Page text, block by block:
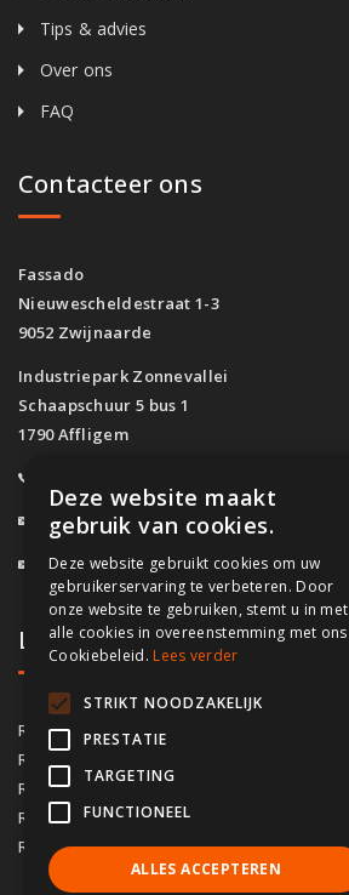
Tips & advies
Over ons
FAQ
Contacteer ons
Fassado
Nieuwescheldestraat 1-3
9052 Zwijnaarde
Industriepark Zonnevallei
Schaapschuur 5 bus 1
1790 Affligem
info@fassado.be
BTW: BE 0700.617.934
Lokaal contact
Regio Antwerpen
Regio Brussel
Regio Gent 09/283.15.10
Regio Brugge 050/76.00.21
Regio Kortrijk 056/92.10.73
Deze website maakt
gebruik van cookies.
Deze website gebruikt cookies om uw
gebruikerservaring te verbeteren. Door
onze website te gebruiken, stemt u in met
alle cookies in overeenstemming met ons
Cookiebeleid. Lees verder
STRIKT NOODZAKELIJK
PRESTATIE
TARGETING
FUNCTIONEEL
ALLES ACCEPTEREN